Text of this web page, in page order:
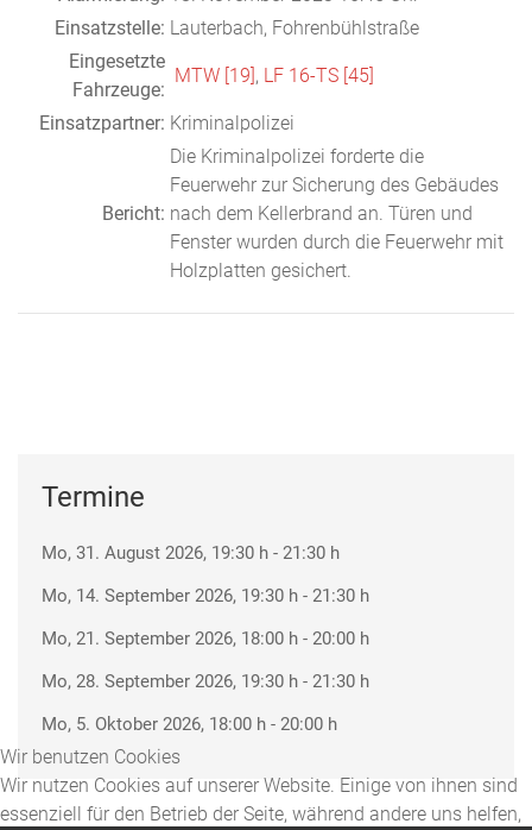
Einsatzstelle: Lauterbach, Fohrenbühlstraße
Eingesetzte
Fahrzeuge:
MTW [19], LF 16-TS [45]
Einsatzpartner: Kriminalpolizei
Bericht:
Die Kriminalpolizei forderte die
Feuerwehr zur Sicherung des Gebäudes
nach dem Kellerbrand an. Türen und
Fenster wurden durch die Feuerwehr mit
Holzplatten gesichert.
Termine
Mo, 31. August 2026, 19:30 h - 21:30 h
Mo, 14. September 2026, 19:30 h - 21:30 h
Mo, 21. September 2026, 18:00 h - 20:00 h
Mo, 28. September 2026, 19:30 h - 21:30 h
Mo, 5. Oktober 2026, 18:00 h - 20:00 h
Wir benutzen Cookies
Wir nutzen Cookies auf unserer Website. Einige von ihnen sind
essenziell für den Betrieb der Seite, während andere uns helfen,